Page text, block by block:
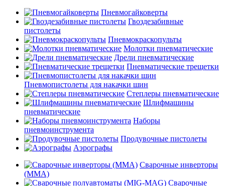
Пневмогайковерты
Гвоздезабивные
пистолеты
Пневмокраскопульты
Молотки пневматические
Дрели пневматические
Пневматические трещетки
Пневмопистолеты для накачки шин
Степлеры пневматические
Шлифмашины
пневматические
Наборы
пневмоинструмента
Продувочные пистолеты
Аэрографы
Сварочные инверторы
(MMA)
Сварочные